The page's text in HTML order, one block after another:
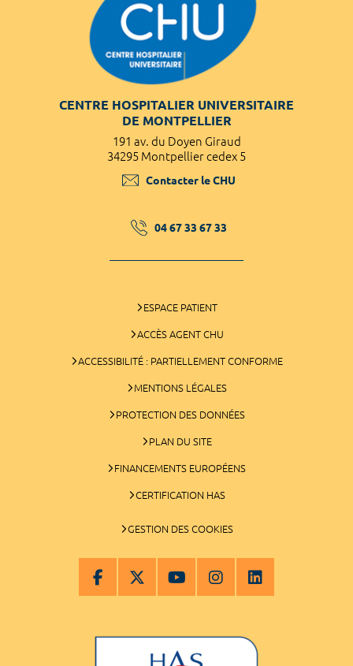
CENTRE HOSPITALIER UNIVERSITAIRE
DE MONTPELLIER
191 av. du Doyen Giraud
34295 Montpellier cedex 5
Contacter le CHU
04 67 33 67 33
ESPACE PATIENT
ACCÈS AGENT CHU
ACCESSIBILITÉ : PARTIELLEMENT CONFORME
MENTIONS LÉGALES
PROTECTION DES DONNÉES
PLAN DU SITE
FINANCEMENTS EUROPÉENS
CERTIFICATION HAS
GESTION DES COOKIES